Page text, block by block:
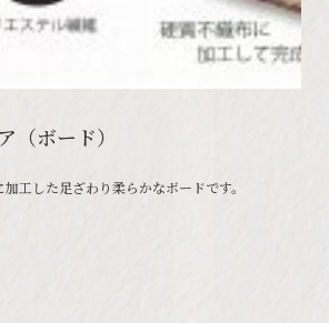
（ボード）
工した足ざわり柔らかなボードです。